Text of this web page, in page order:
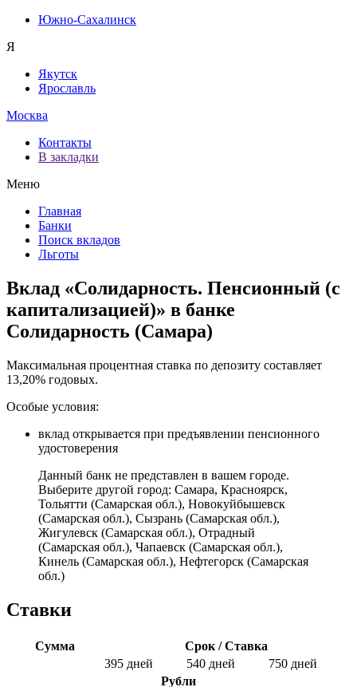
Южно-Сахалинск
Я
Якутск
Ярославль
Москва
Контакты
В закладки
Меню
Главная
Банки
Поиск вкладов
Льготы
Вклад «Солидарность. Пенсионный (с
капитализацией)» в банке
Солидарность (Самара)
Максимальная процентная ставка по депозиту составляет
13,20% годовых.
Особые условия:
вклад открывается при предъявлении пенсионного
удостоверения
Данный банк не представлен в вашем городе.
Выберите другой город: Самара, Красноярск,
Тольятти (Самарская обл.), Новокуйбышевск
(Самарская обл.), Сызрань (Самарская обл.),
Жигулевск (Самарская обл.), Отрадный
(Самарская обл.), Чапаевск (Самарская обл.),
Кинель (Самарская обл.), Нефтегорск (Самарская
обл.)
Ставки
Сумма
Срок / Ставка
395 дней
540 дней
750 дней
Рубли